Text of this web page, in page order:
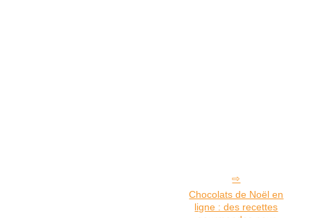
Chocolats de Noël en
ligne : des recettes